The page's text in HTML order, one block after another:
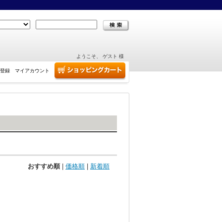
ようこそ、 ゲスト 様
マイアカウント
録
おすすめ順| 価格順 新着順